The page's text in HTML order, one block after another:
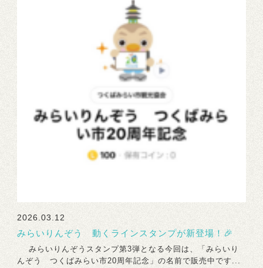
2026.03.12
みらいりんぞう 動くラインスタンプが新登場！🎉
みらいりんぞうスタンプ第3弾となる今回は、「みらいり
んぞう つくばみらい市20周年記念」の名前で販売中です...